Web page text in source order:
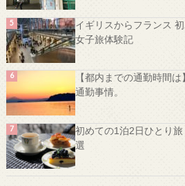
イギリスからフランス
女子旅体験記
【都内までの通勤時間
通勤事情。
初めての1泊2日ひとり
選